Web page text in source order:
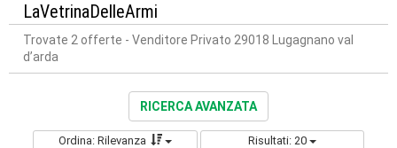
LaVetrinaDelleArmi
Trovate 2 offerte - Venditore Privato 29018 Lugagnano val
d’arda
RICERCA AVANZATA
Ordina: Rilevanza Risultati: 20